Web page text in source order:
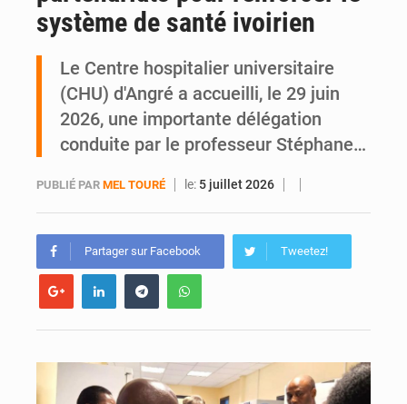
Daloa : décès du colonel Karim Traoré, commandant de la Section de recherches de la gendarmerie après une activité sportive
système de santé ivoirien
Le Centre hospitalier universitaire
(CHU) d'Angré a accueilli, le 29 juin
2026, une importante délégation
conduite par le professeur Stéphane…
PUBLIÉ PAR MEL TOURÉ le: 5 juillet 2026
Partager sur Facebook Tweetez!